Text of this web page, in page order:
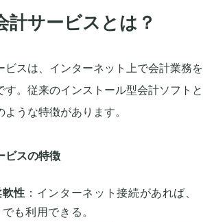
計サービスとは？
ビスは、インターネット上で会計業務を
す。従来のインストール型会計ソフトと
うな特徴があります。
ビスの特徴
性 ：インターネット接続があれば、
も利用できる。